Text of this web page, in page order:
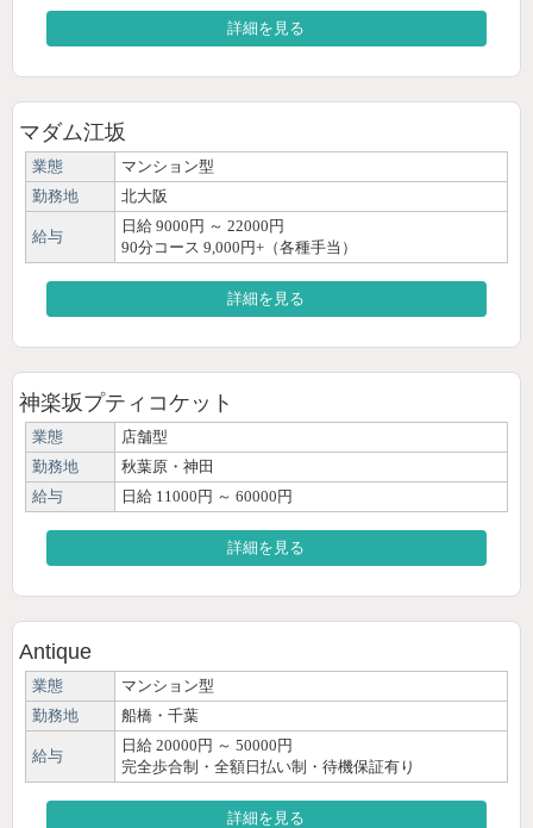
詳細を見る
マダム江坂
業態
マンション型
勤務地
北大阪
給与
日給 9000円 ～ 22000円
90分コース 9,000円+（各種手当）
詳細を見る
神楽坂プティコケット
業態
店舗型
勤務地
秋葉原・神田
給与
日給 11000円 ～ 60000円
詳細を見る
Antique
業態
マンション型
勤務地
船橋・千葉
給与
日給 20000円 ～ 50000円
完全歩合制・全額日払い制・待機保証有り
詳細を見る